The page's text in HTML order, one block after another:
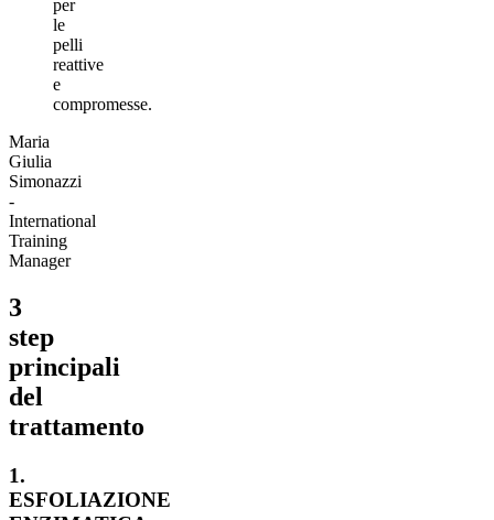
per
le
pelli
reattive
e
compromesse.
Maria
Giulia
Simonazzi
-
International
Training
Manager
3
step
principali
del
trattamento
1.
ESFOLIAZIONE